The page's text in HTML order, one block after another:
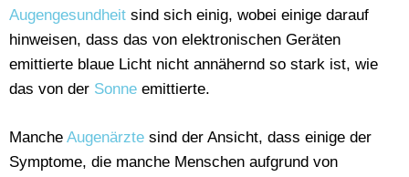
Augengesundheit sind sich einig, wobei einige darauf
hinweisen, dass das von elektronischen Geräten
emittierte blaue Licht nicht annähernd so stark ist, wie
das von der Sonne emittierte.
Manche Augenärzte sind der Ansicht, dass einige der
Symptome, die manche Menschen aufgrund von